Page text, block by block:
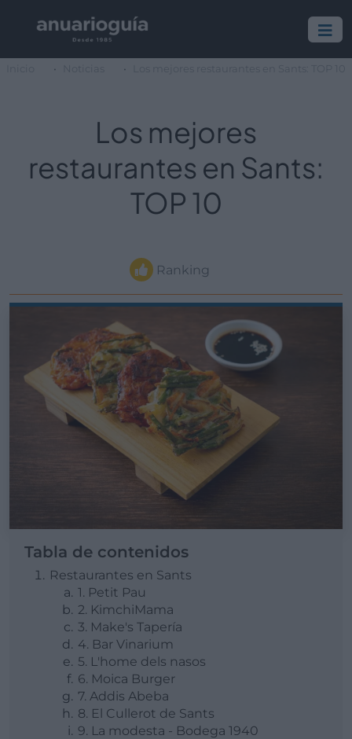
Los mejores
restaurantes en Sants:
TOP 10
Ranking
Tabla de contenidos
Restaurantes en Sants
1. Petit Pau
2. KimchiMama
3. Make's Tapería
4. Bar Vinarium
5. L'home dels nasos
6. Moica Burger
7. Addis Abeba
8. El Cullerot de Sants
9. La modesta - Bodega 1940